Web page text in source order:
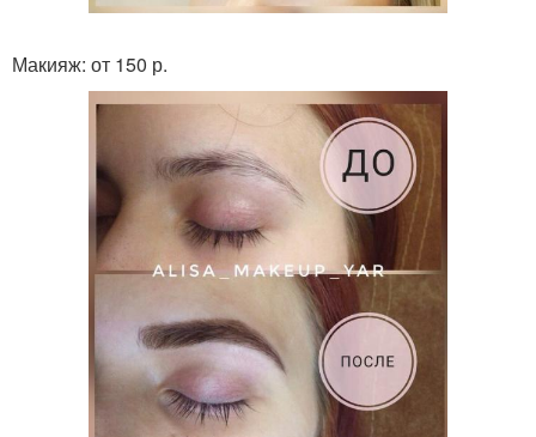
Макияж: от 150 р.